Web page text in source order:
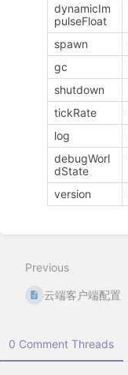
dynamicIm
pulseFloat
spawn
gc
shutdown
tickRate
log
debugWorl
dState
version
mode
Previous
云端客户端配置
0 Comment Threads